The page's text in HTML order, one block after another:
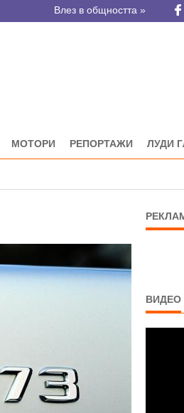
Влез в общността »
МОТОРИ РЕПОРТАЖИ ЛУДИ
ВИДЕО